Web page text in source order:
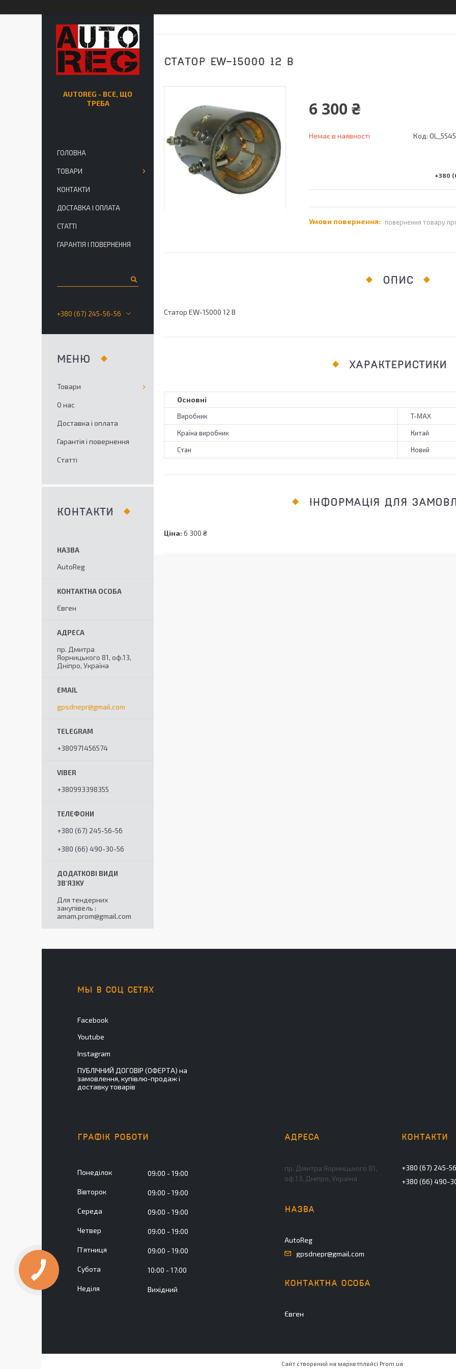
СТАТОР EW-15000 12 В
6 300 ₴
Немає в наявності Код:
+380
повернення товару
ОПИС
Статор EW-15000 12 В
ХАРАКТЕРИСТИКИ
Основні
Виробник T-MAX
Країна виробник Китай
Стан Новий
ІНФОРМАЦІЯ ДЛЯ
Ціна: 6 300 ₴
AUTOREG - ВСЕ, ЩО
ТРЕБА
ГОЛОВНА
ТОВАРИ
КОНТАКТИ
ДОСТАВКА І ОПЛАТА
СТАТТІ
ГАРАНТІЯ І ПОВЕРНЕННЯ
+380 (67) 245-56-56
Товари
О нас
Доставка і оплата
Гарантія і повернення
Статті
КОНТАКТИ
AutoReg
Євген
пр. Дмитра
Яорницького 81, оф.13,
Дніпро, Україна
gpsdnepr@gmail.com
+380971456574
+380993398355
+380 (67) 245-56-56
+380 (66) 490-30-56
Для тендерних
закупівель
amam.prom@gmail.com
МЫ В СОЦ СЕТЯХ
Facebook
Youtube
Instagram
ПУБЛІЧНИЙ ДОГОВІР (ОФЕРТА) на
замовлення, купівлю-продаж і
доставку товарів
ГРАФІК РОБОТИ
Понеділок 09:00 19:00
Вівторок 09:00 19:00
Середа 09:00 19:00
Четвер 09:00 19:00
Пʼятниця 09:00 19:00
Субота 10:00 17:00
Неділя Вихідний
пр. Дмитра Яорницького 81,
оф.13, Дніпро, Україна
AutoReg
gpsdnepr@gmail.com
Євген
+380 (67) 245-
+380 (66) 490-
Сайт створений на маркетплейсі Prom.ua